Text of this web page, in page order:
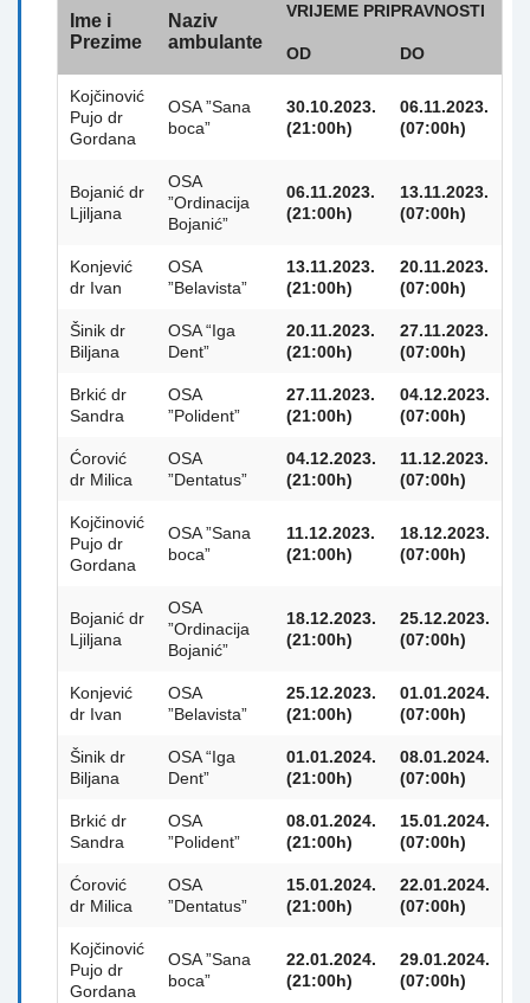
Ime i
Prezime
Naziv
ambulante
VRIJEME PRIPRAVNOSTI
OD DO
Kojčinović
Pujo dr
Gordana
OSA ”Sana
boca”
30.10.2023.
(21:00h)
06.11.2023.
(07:00h)
Bojanić dr
Ljiljana
OSA
”Ordinacija
Bojanić”
06.11.2023.
(21:00h)
13.11.2023.
(07:00h)
Konjević
dr Ivan
OSA
”Belavista”
13.11.2023.
(21:00h)
20.11.2023.
(07:00h)
Šinik dr
Biljana
OSA “Iga
Dent”
20.11.2023.
(21:00h)
27.11.2023.
(07:00h)
Brkić dr
Sandra
OSA
”Polident”
27.11.2023.
(21:00h)
04.12.2023.
(07:00h)
Ćorović
dr Milica
OSA
”Dentatus”
04.12.2023.
(21:00h)
11.12.2023.
(07:00h)
Kojčinović
Pujo dr
Gordana
OSA ”Sana
boca”
11.12.2023.
(21:00h)
18.12.2023.
(07:00h)
Bojanić dr
Ljiljana
OSA
”Ordinacija
Bojanić”
18.12.2023.
(21:00h)
25.12.2023.
(07:00h)
Konjević
dr Ivan
OSA
”Belavista”
25.12.2023.
(21:00h)
01.01.2024.
(07:00h)
Šinik dr
Biljana
OSA “Iga
Dent”
01.01.2024.
(21:00h)
08.01.2024.
(07:00h)
Brkić dr
Sandra
OSA
”Polident”
08.01.2024.
(21:00h)
15.01.2024.
(07:00h)
Ćorović
dr Milica
OSA
”Dentatus”
15.01.2024.
(21:00h)
22.01.2024.
(07:00h)
Kojčinović
Pujo dr
Gordana
OSA ”Sana
boca”
22.01.2024.
(21:00h)
29.01.2024.
(07:00h)